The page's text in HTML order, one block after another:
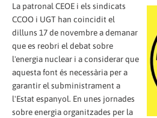
La patronal CEOE i els sindicats
CCOO i UGT han coincidit el
dilluns 17 de novembre a demanar
que es reobri el debat sobre
l'energia nuclear i a considerar que
aquesta font és necessària per a
garantir el subministrament a
l'Estat espanyol. En unes jornades
sobre energia organitzades per la